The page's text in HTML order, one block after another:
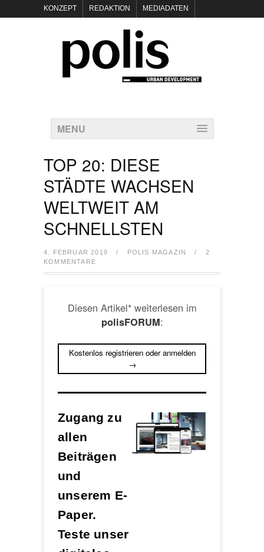
KONZEPT REDAKTION MEDIADATEN
POLIS KEYNOTES
KONTAKT DATENSCHUTZ IMPRESSUM
MENU
TOP 20: DIESE
STÄDTE WACHSEN
WELTWEIT AM
SCHNELLSTEN
4. FEBRUAR 2019 / POLIS MAGAZIN /
2
KOMMENTARE
Diesen Artikel* weiterlesen im
polisFORUM:
Kostenlos registrieren oder anmelden
→
Zugang zu
allen
Beiträgen
und
unserem E-
Paper.
Teste unser